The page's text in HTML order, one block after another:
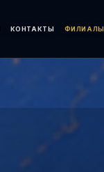
КОНТАКТЫ ФИЛИАЛЫ